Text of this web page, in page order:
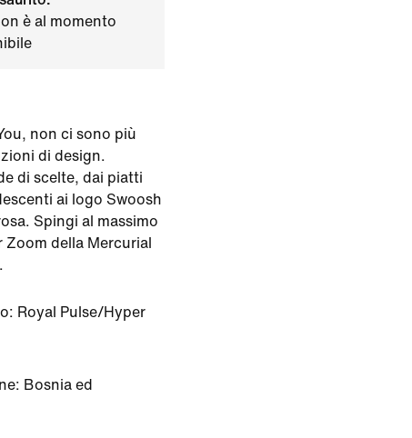
è al momento
non ci sono più
di design.
di scelte, dai piatti
ai logo Swoosh
Spingi al massimo
della Mercurial
Royal Pulse/Hyper
Bosnia ed